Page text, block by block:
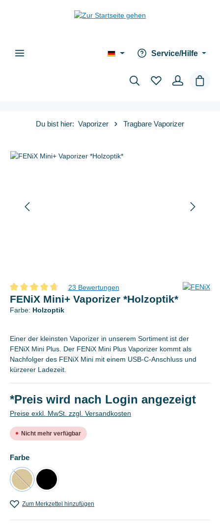
Service/Hilfe
Du bist hier: Vaporizer Tragbare Vaporizer
Bildergalerie überspringen
Durchschnittliche Bewertung von 4.6 von 5 Sternen
23 Bewertungen
FENiX Mini+ Vaporizer *Holzoptik*
Farbe: Holzoptik
Einer der kleinsten Vaporizer in unserem Sortiment ist der
FENiX Mini Plus. Der FENiX Mini Plus Vaporizer kommt als
Nachfolger des FENiX Mini mit einem USB-C-Anschluss und
kürzerer Ladezeit.
*Preis wird nach Login angezeigt
Preise exkl. MwSt. zzgl. Versandkosten
Nicht mehr verfügbar
Farbeauswählen
Holzoptik
(Diese Option ist zurzeit nicht verfügbar.)
Schwarz
Zum Merkzettel hinzufügen